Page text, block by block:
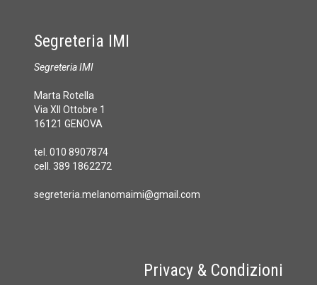
Segreteria IMI
Segreteria IMI
Marta Rotella
Via XII Ottobre 1
16121 GENOVA
tel. 010 8907874
cell. 389 1862272
segreteria.melanomaimi@gmail.com
Privacy & Condizioni